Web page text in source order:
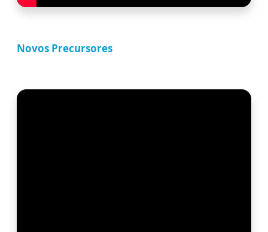
Novos Precursores